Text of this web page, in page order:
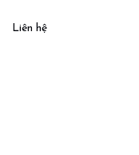
Liên hệ